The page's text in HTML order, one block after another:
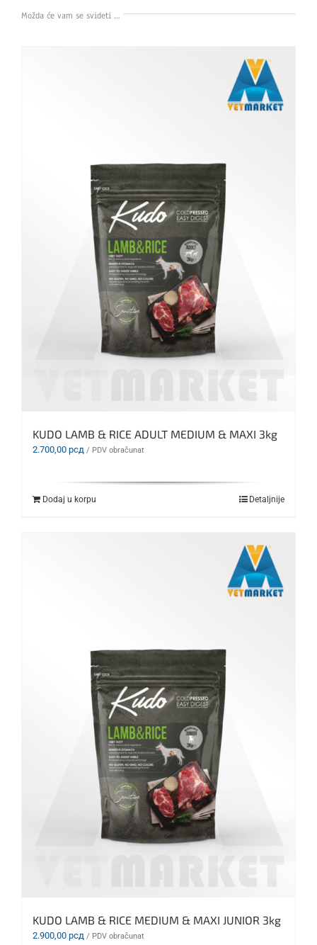
Možda će vam se svideti …
KUDO LAMB & RICE ADULT MEDIUM & MAXI 3kg
2.700,00 рсд / PDV obračunat
Dodaj u korpu Detaljnije
KUDO LAMB & RICE MEDIUM & MAXI JUNIOR 3kg
2.900,00 рсд / PDV obračunat